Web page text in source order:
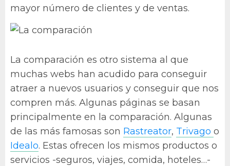
mayor número de clientes y de ventas.
La comparación es otro sistema al que
muchas webs han acudido para conseguir
atraer a nuevos usuarios y conseguir que nos
compren más. Algunas páginas se basan
principalmente en la comparación. Algunas
de las más famosas son Rastreator, Trivago o
Idealo. Estas ofrecen los mismos productos o
servicios -seguros, viajes, comida, hoteles…-